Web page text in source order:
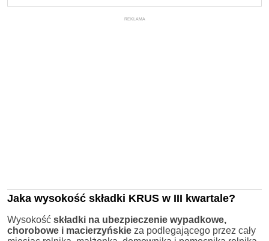
REKLAMA
Jaka wysokość składki KRUS w III kwartale?
Wysokość składki na ubezpieczenie wypadkowe,
chorobowe i macierzyńskie za podlegającego przez cały